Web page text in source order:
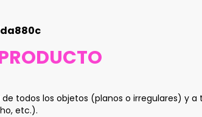
de todos los objetos (planos o irregulares) y
etc.).